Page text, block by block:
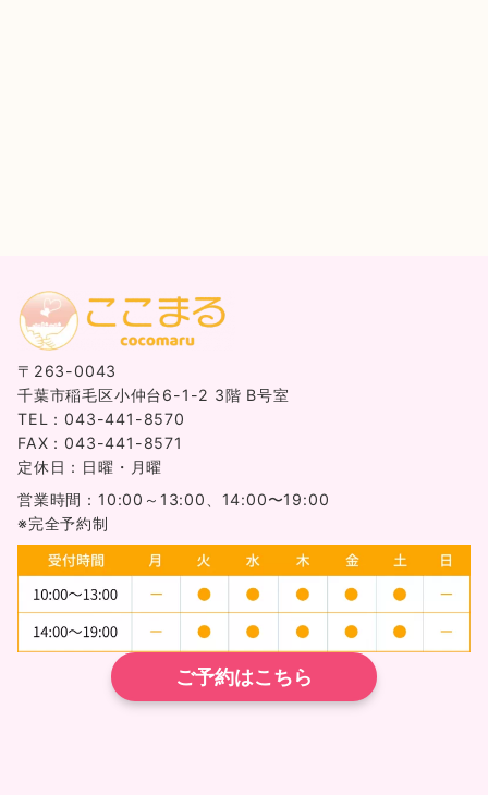
〒263-0043
千葉市稲毛区小仲台6-1-2 3階 B号室
TEL：043-441-8570
FAX：043-441-8571
定休日：日曜・月曜
営業時間：10:00～13:00、14:00〜19:00
※完全予約制
ご予約はこちら